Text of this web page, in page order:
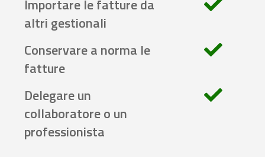
Importare le fatture da
altri gestionali
Conservare a norma le
fatture
Delegare un
collaboratore o un
professionista